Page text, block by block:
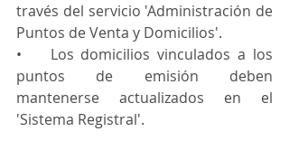
través del servicio 'Administración de
Puntos de Venta y Domicilios'.
•    Los domicilios vinculados a los
puntos de emisión deben
mantenerse actualizados en el
'Sistema Registral'.